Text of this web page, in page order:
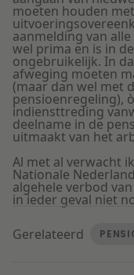
moeten houden
aanmelding van
wel prima en is in
ongebruikelijk. In
afweging moeten
(maar dan wel met
pensioenregeling),
indiensttreding
deelname in de
uitmaakt van het
Al met al verwacht
Nationale
algehele verbod
in ieder geval niet
Gerelateerd